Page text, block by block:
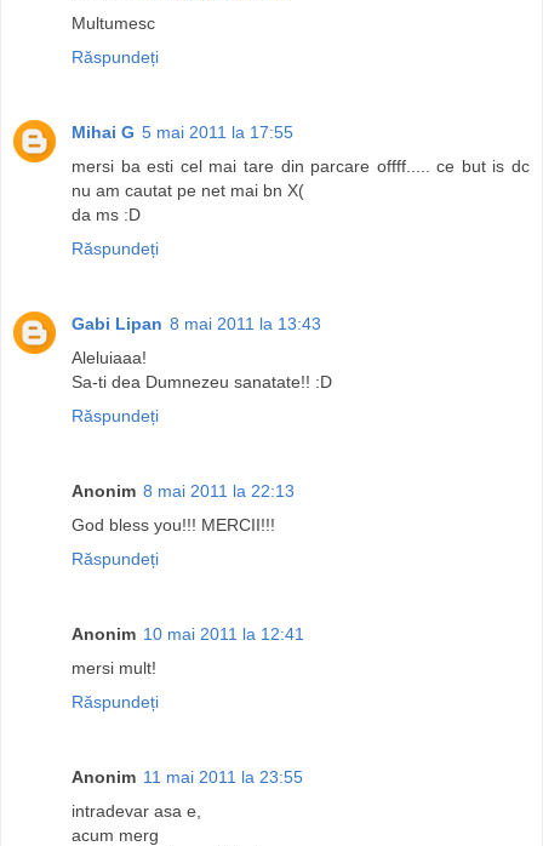
Multumesc
Răspundeți
Mihai G 5 mai 2011 la 17:55
mersi ba esti cel mai tare din parcare offff..... ce but is dc
nu am cautat pe net mai bn X(
da ms :D
Răspundeți
Gabi Lipan 8 mai 2011 la 13:43
Aleluiaaa!
Sa-ti dea Dumnezeu sanatate!! :D
Răspundeți
Anonim 8 mai 2011 la 22:13
God bless you!!! MERCII!!!
Răspundeți
Anonim 10 mai 2011 la 12:41
mersi mult!
Răspundeți
Anonim 11 mai 2011 la 23:55
intradevar asa e,
acum merg